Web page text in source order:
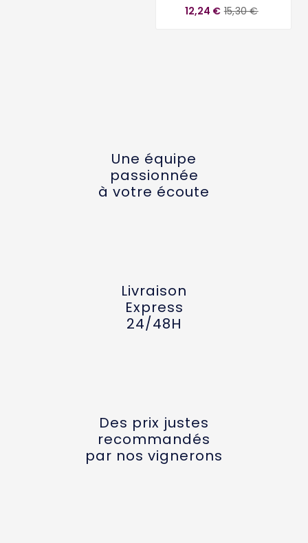
12,24 € 15,30 €
Une équipe
passionnée
à votre écoute
Livraison
Express
24/48H
Des prix justes
recommandés
par nos vignerons